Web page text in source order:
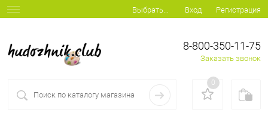
Выбрать... Вход Регистрация
8-800-350-11-75
Заказать звонок
0